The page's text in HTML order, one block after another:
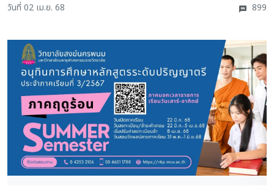
วันที่ 02 เม.ย. 68 899